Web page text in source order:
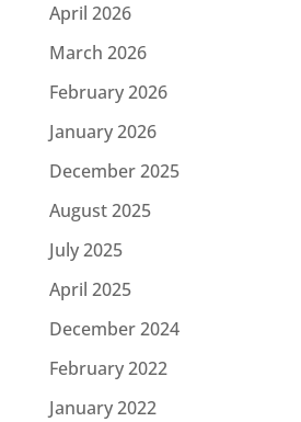
April 2026
March 2026
February 2026
January 2026
December 2025
August 2025
July 2025
April 2025
December 2024
February 2022
January 2022